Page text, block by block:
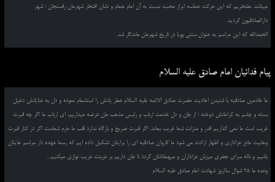
میباشد. مفتخریم که این حرکت حماسه ابراز محبت نسبت به آن امام همام و نشان افتخار شهرمان رفسنجان ؛ شهر
دارالصادقیون گردید.
الحمدالله که این مراسم به عنوان سنتی پویا در تاریخ شهرمان ماندگار شد.
پیام فدائیان امام صادق علیه السلام
ما خادمین صادقیه با شنیدن احادیث حضرت صادق الائمه علیه السلام عطر یادش را استشمام نموده و دل به عنایاتش دخیل
بسته و چشم به کراماتش دوخته ؛ از جان و دل خدمت ارباب و رئیس مذهب مان عرضه میداریم، ای ارباب ما اگر چه قبرت
غریب است ما نمی گذاریم قدر و منزلت شما غریب بماند. اگر قبرت ضریح و بارگاه ندارد قلب ما حرم شماست اگر در کنار قبرت
وهابیت مانع عزاداری و اظهار ارادت می شود ما کاروان صادقیه ای را برایتان تشکیل داده ایم که رسما عهده دار مراسم هایتان
باشیم و ناله سرای جعفری میزبان عزاداران و میهمانانتان گردد تا جان داریم بر غربتت غریب نوازی میکنیم...
وعده ما 25 شوال سالروز شهادت امام صادق علیه السلام